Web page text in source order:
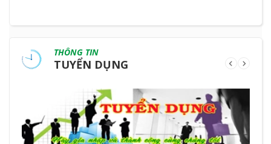
THÔNG TIN
TUYỂN DỤNG